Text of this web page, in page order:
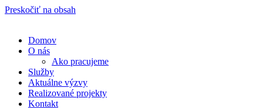
Preskočiť na obsah
Domov
O nás
Ako pracujeme
Služby
Aktuálne výzvy
Realizované projekty
Kontakt